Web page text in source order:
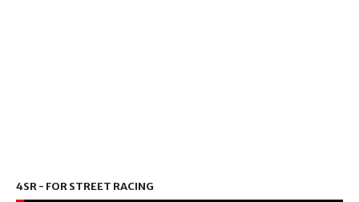
4SR - FOR STREET RACING